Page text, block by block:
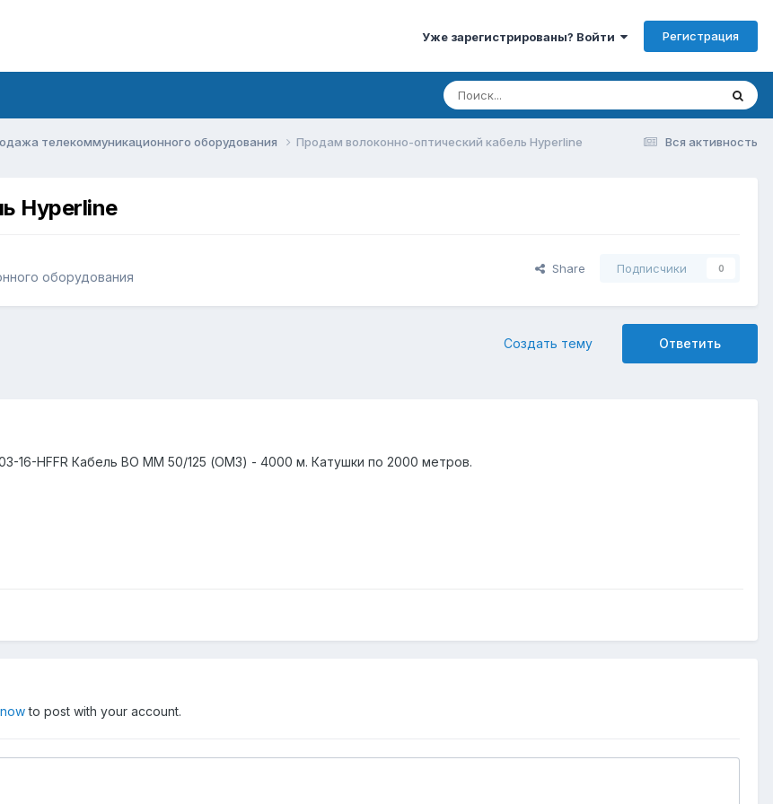
Уже зарегистрированы? Войти Регистрация
Вся активность
телекоммуникационного оборудования Продам волоконно-оптический кабель Hyperline
Hyperline
оборудования
Share Подписчики 0
Ответить
Создать тему
16-HFFR Кабель ВО ММ 50/125 (ОМЗ) - 4000 м. Катушки по 2000 метров.
to post with your account.